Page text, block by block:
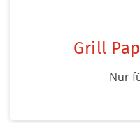
Grill
Nur